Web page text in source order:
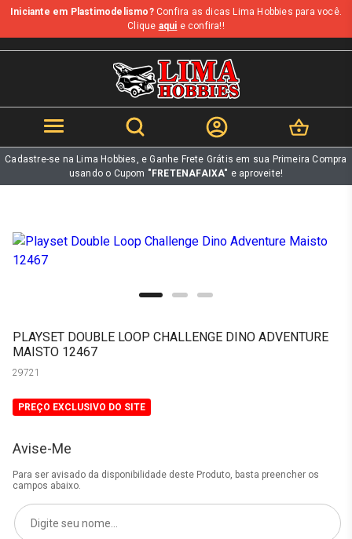
b
Iniciante em Plastimodelismo?Confira as dicas Lima Hobbies para você.
Clique aqui e confira!!
Cadastre-se na Lima Hobbies, e Ganhe Frete Grátis em sua Primeira Compra
usando o Cupom "FRETENAFAIXA" e aproveite!
PLAYSET DOUBLE LOOP CHALLENGE DINO ADVENTURE
MAISTO 12467
29721
PREÇO EXCLUSIVO DO SITE
Avise-Me
Para ser avisado da disponibilidade deste Produto, basta preencher os
campos abaixo.